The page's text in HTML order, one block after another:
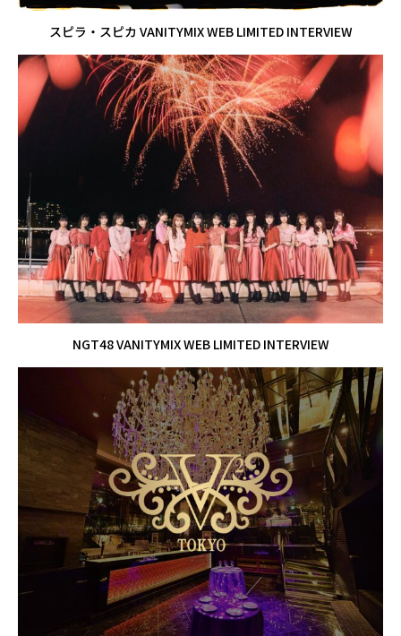
スピラ・スピカ VANITYMIX WEB LIMITED INTERVIEW
NGT48 VANITYMIX WEB LIMITED INTERVIEW